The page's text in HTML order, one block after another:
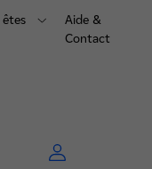
êtes
Aide &
Contact